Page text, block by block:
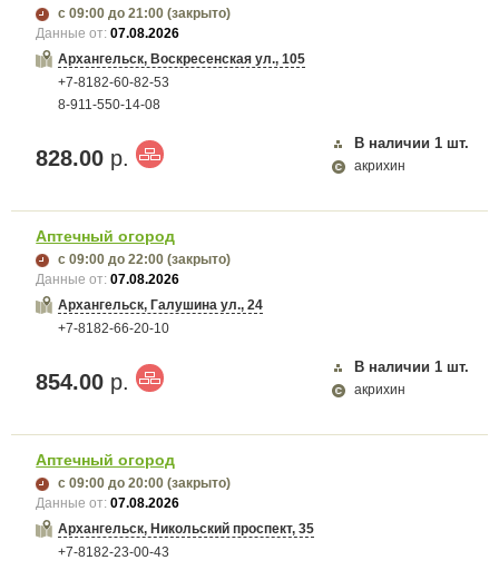
с 09:00 до 21:00 (закрыто)
Данные от:07.08.2026
Архангельск, Воскресенская ул., 105
+7-8182-60-82-53
8-911-550-14-08
828.00 р.
В наличии 1 шт.
акрихин
Аптечный огород
с 09:00 до 22:00 (закрыто)
Данные от:07.08.2026
Архангельск, Галушина ул., 24
+7-8182-66-20-10
854.00 р.
В наличии 1 шт.
акрихин
Аптечный огород
с 09:00 до 20:00 (закрыто)
Данные от:07.08.2026
Архангельск, Никольский проспект, 35
+7-8182-23-00-43